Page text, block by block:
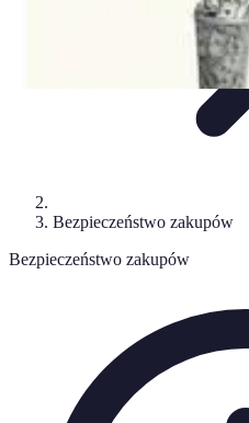
Bezpieczeństwo zakupów
Bezpieczeństwo zakupów